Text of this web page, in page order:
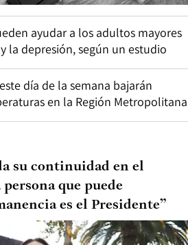
ayudar a los adultos mayores
la depresión, según un estudio
día de la semana bajarán
en la Región Metropolitana
su continuidad en el
que puede
es el Presidente”